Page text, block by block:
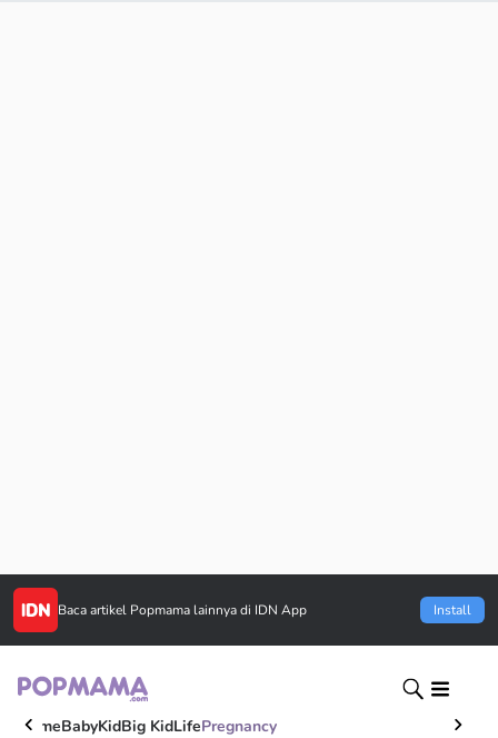
Baca artikel Popmama lainnya di IDN App Install
HomeBabyKidBig KidLifePregnancy